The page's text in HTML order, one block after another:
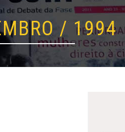
/ 1994